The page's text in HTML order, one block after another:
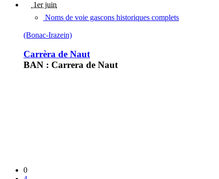
1er juin
Noms de voie gascons historiques complets
(Bonac-Irazein)
Carrèra de Naut
BAN : Carrera de Naut
0